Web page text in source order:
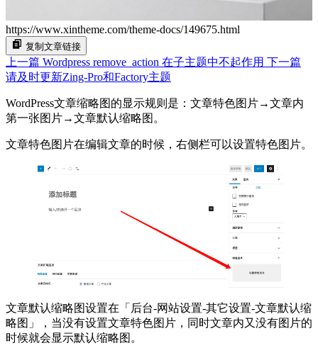
https://www.xintheme.com/theme-docs/149675.html
复制文章链接
上一篇 Wordpress remove_action 在子主题中不起作用 下一篇
请及时更新Zing-Pro和Factory主题
WordPress文章缩略图的显示规则是：文章特色图片→文章内
第一张图片→文章默认缩略图。
文章特色图片在编辑文章的时候，右侧栏可以设置特色图片。
文章默认缩略图设置在「后台-网站设置-其它设置-文章默认缩
略图」，当没有设置文章特色图片，同时文章内又没有图片的
时候就会显示默认缩略图。